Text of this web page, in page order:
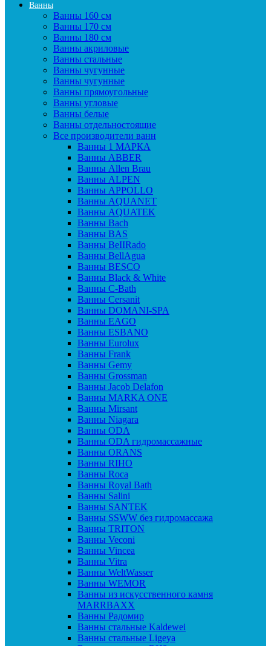
Ванны
Ванны 160 см
Ванны 170 см
Ванны 180 см
Ванны акриловые
Ванны стальные
Ванны чугунные
Ванны чугунные
Ванны прямоугольные
Ванны угловые
Ванны белые
Ванны отдельностоящие
Все производители ванн
Ванны 1 МАРКА
Ванны ABBER
Ванны Allen Brau
Ванны ALPEN
Ванны APPOLLO
Ванны AQUANET
Ванны AQUATEK
Ванны Bach
Ванны BAS
Ванны BeIIRado
Ванны BellAgua
Ванны BESCO
Ванны Black & White
Ванны C-Bath
Ванны Cersanit
Ванны DOMANI-SPA
Ванны EAGO
Ванны ESBANO
Ванны Eurolux
Ванны Frank
Ванны Gemy
Ванны Grossman
Ванны Jacob Delafon
Ванны MARKA ONE
Ванны Mirsant
Ванны Niagara
Ванны ODA
Ванны ODA гидромассажные
Ванны ORANS
Ванны RIHO
Ванны Roca
Ванны Royal Bath
Ванны Salini
Ванны SANTEK
Ванны SSWW без гидромассажа
Ванны TRITON
Ванны Veconi
Ванны Vincea
Ванны Vitra
Ванны WeltWasser
Ванны WEMOR
Ванны из искусственного камня
MARRBAXX
Ванны Радомир
Ванны стальные Kaldewei
Ванны стальные Ligeya